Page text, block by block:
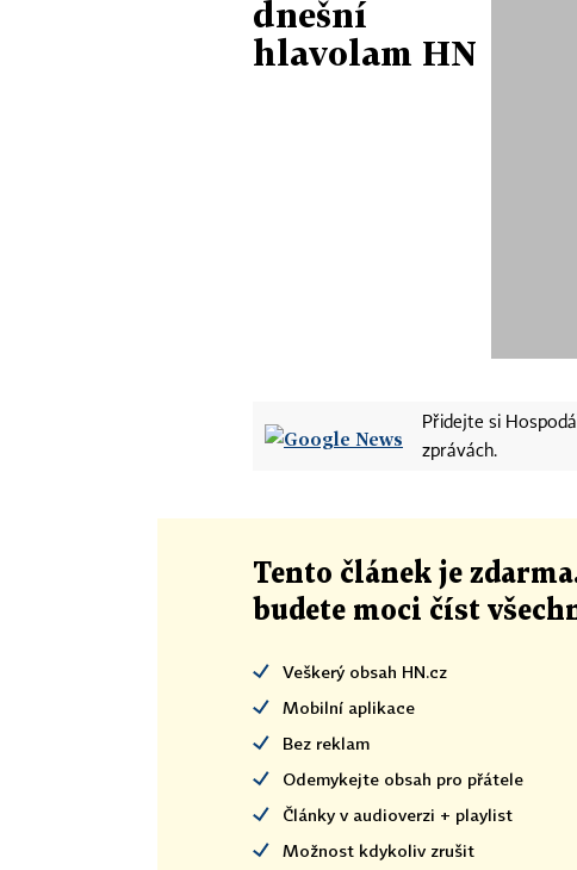
dnešní
hlavolam HN
Přidejte si
zprávách.
Tento článek je
budete moci číst
Veškerý obsah HN.cz
Mobilní aplikace
Bez reklam
Odemykejte obsah pro přátele
Články v audioverzi + playlist
Možnost kdykoliv zrušit